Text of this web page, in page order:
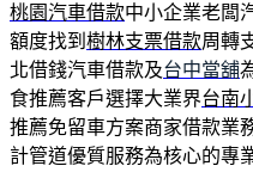
桃園汽車借款中小企業老闆
額度找到 樹林支票借款周轉
北借錢汽車借款及台中當舖
食推薦客戶選擇大業界台南
推薦免留車方案商家借款業
計管道優質服務為核心的專